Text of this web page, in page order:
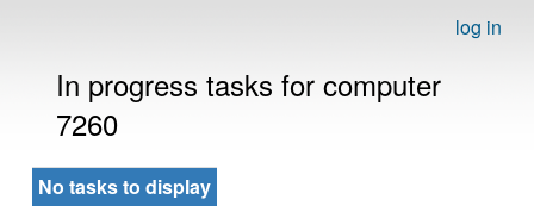
log in
In progress tasks for computer
7260
No tasks to display